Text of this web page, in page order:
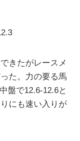
きたがレースメ
た。力の要る馬
盤で12.6-12.6と
にも速い入りが